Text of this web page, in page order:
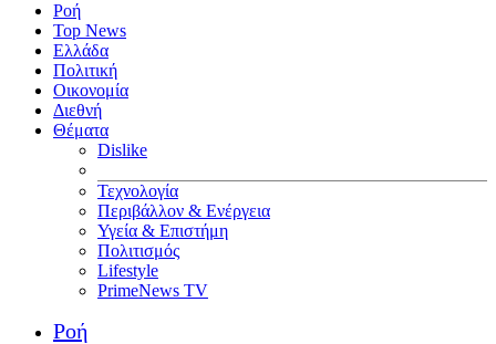
Ροή
Top News
Ελλάδα
Πολιτική
Οικονομία
Διεθνή
Θέματα
Dislike
Τεχνολογία
Περιβάλλον & Ενέργεια
Υγεία & Επιστήμη
Πολιτισμός
Lifestyle
PrimeNews TV
Ροή